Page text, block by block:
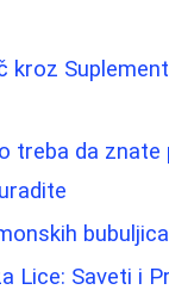
kroz
treba da znate
Lice: Saveti i